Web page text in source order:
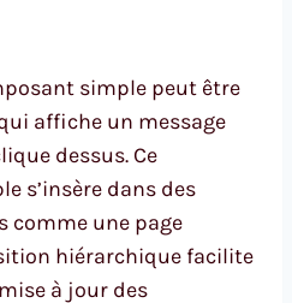
simple peut être
affiche un message
dessus. Ce
s’insère dans des
comme une page
hiérarchique facilite
à jour des